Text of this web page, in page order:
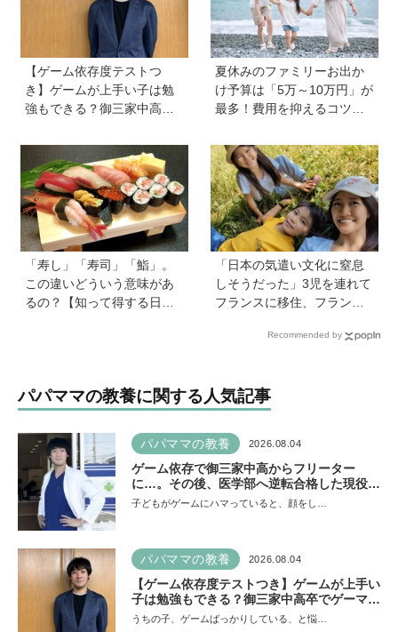
【ゲーム依存度テストつ
き】ゲームが上手い子は勉
強もできる？御三家中高卒
史さんが教えるゲームしな
がら受験で勝つためのメソ
ッド
夏休みのファミリーお出か
け予算は「5万～10万円」が
最多！費用を抑えるコツ
【HugKum総研】
「寿し」「寿司」「鮨」。
この違いどういう意味があ
るの？【知って得する日本
「日本の気遣い文化に窒息
しそうだった」3児を連れて
フランスに移住、フランス
りがたみ【vol.13】
Recommended by
パパママの教養に関する人気記事
パパママの教養 2026.08.04
ゲーム依存で御三家中高からフリーター
に…。その後、医学部へ逆転合格した現役医
師が断言「ゲームの経験が受験勉強に役立っ
子どもがゲームにハマっていると、顔をし…
パパママの教養 2026.08.04
【ゲーム依存度テストつき】ゲームが上手い
子は勉強もできる？御三家中高卒でゲーマー
の医師・阿部智史さんが教えるゲームしなが
うちの子、ゲームばっかりしている、と悩…